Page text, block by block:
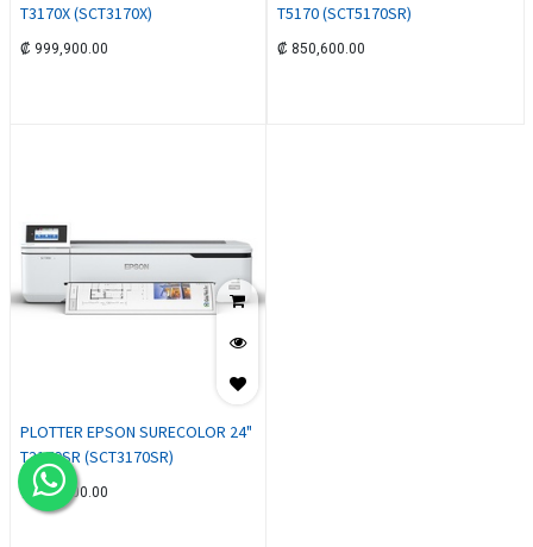
T3170X (SCT3170X)
₡ 999,900.00
T5170 (SCT5170SR)
₡ 850,600.00
PLOTTER EPSON SURECOLOR 24"
T3170SR (SCT3170SR)
₡385,500.00